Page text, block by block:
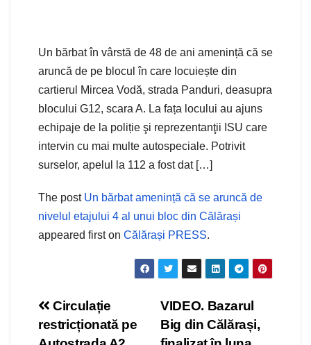
Un bărbat în vârstă de 48 de ani amenință că se
aruncă de pe blocul în care locuiește din
cartierul Mircea Vodă, strada Panduri, deasupra
blocului G12, scara A. La fața locului au ajuns
echipaje de la poliție şi reprezentanţii ISU care
intervin cu mai multe autospeciale. Potrivit
surselor, apelul la 112 a fost dat […]
The post Un bărbat amenință că se aruncă de
nivelul etajului 4 al unui bloc din Călărași
appeared first on Călărași PRESS.
Navigare
în
VIDEO. Bazarul
Big din Călărași,
Circulație
restricționată pe